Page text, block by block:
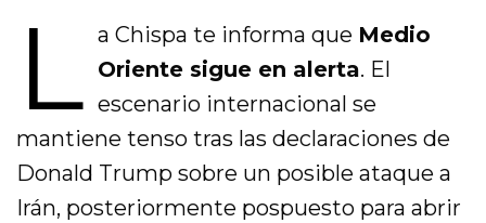
L a Chispa te informa que Medio
Oriente sigue en alerta. El
escenario internacional se
mantiene tenso tras las declaraciones de
Donald Trump sobre un posible ataque a
Irán, posteriormente pospuesto para abrir